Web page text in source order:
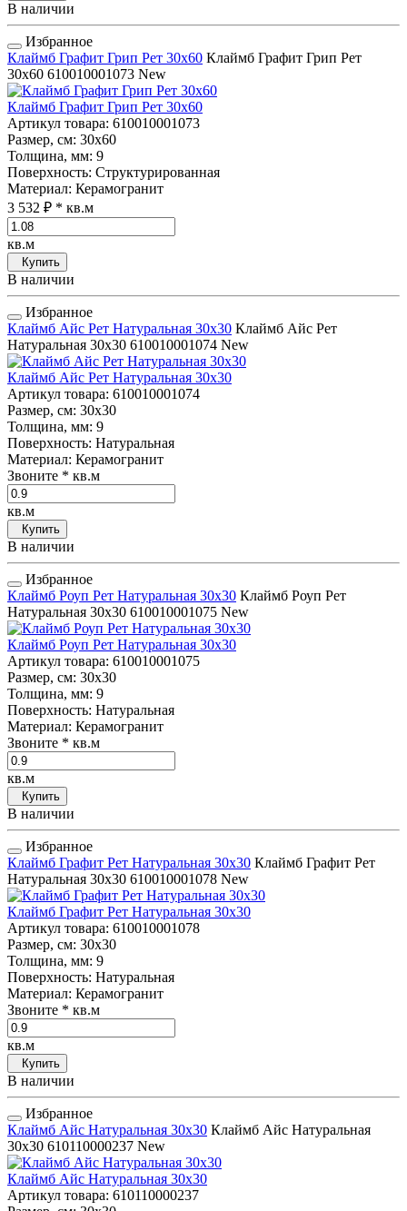
В наличии
Избранное
Клаймб Графит Грип Рет 30x60 Клаймб Графит Грип Рет
30x60 610010001073 New
Клаймб Графит Грип Рет 30x60
Артикул товара: 610010001073
Размер, см: 30x60
Толщина, мм: 9
Поверхность: Структурированная
Материал: Керамогранит
3 532 ₽ * кв.м
кв.м
Купить
В наличии
Избранное
Клаймб Айс Рет Натуральная 30x30 Клаймб Айс Рет
Натуральная 30x30 610010001074 New
Клаймб Айс Рет Натуральная 30x30
Артикул товара: 610010001074
Размер, см: 30x30
Толщина, мм: 9
Поверхность: Натуральная
Материал: Керамогранит
Звоните * кв.м
кв.м
Купить
В наличии
Избранное
Клаймб Роуп Рет Натуральная 30x30 Клаймб Роуп Рет
Натуральная 30x30 610010001075 New
Клаймб Роуп Рет Натуральная 30x30
Артикул товара: 610010001075
Размер, см: 30x30
Толщина, мм: 9
Поверхность: Натуральная
Материал: Керамогранит
Звоните * кв.м
кв.м
Купить
В наличии
Избранное
Клаймб Графит Рет Натуральная 30x30 Клаймб Графит Рет
Натуральная 30x30 610010001078 New
Клаймб Графит Рет Натуральная 30x30
Артикул товара: 610010001078
Размер, см: 30x30
Толщина, мм: 9
Поверхность: Натуральная
Материал: Керамогранит
Звоните * кв.м
кв.м
Купить
В наличии
Избранное
Клаймб Айс Натуральная 30x30 Клаймб Айс Натуральная
30x30 610110000237 New
Клаймб Айс Натуральная 30x30
Артикул товара: 610110000237